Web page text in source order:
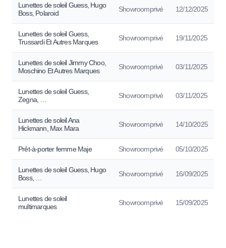
Lunettes de soleil Guess, Hugo
Boss, Polaroid
Showroomprivé 12/12/2025
Lunettes de soleil Guess,
Trussardi Et Autres Marques
Showroomprivé 19/11/2025
Lunettes de soleil Jimmy Choo,
Moschino Et Autres Marques
Showroomprivé 03/11/2025
Lunettes de soleil Guess,
Zegna, …
Showroomprivé 03/11/2025
Lunettes de soleil Ana
Hickmann, Max Mara
Showroomprivé 14/10/2025
Prêt-à-porter femme Maje Showroomprivé 05/10/2025
Lunettes de soleil Guess, Hugo
Boss, …
Showroomprivé 16/09/2025
Lunettes de soleil
multimarques
Showroomprivé 15/09/2025